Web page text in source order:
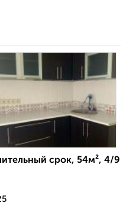
срок, 54м², 4/9